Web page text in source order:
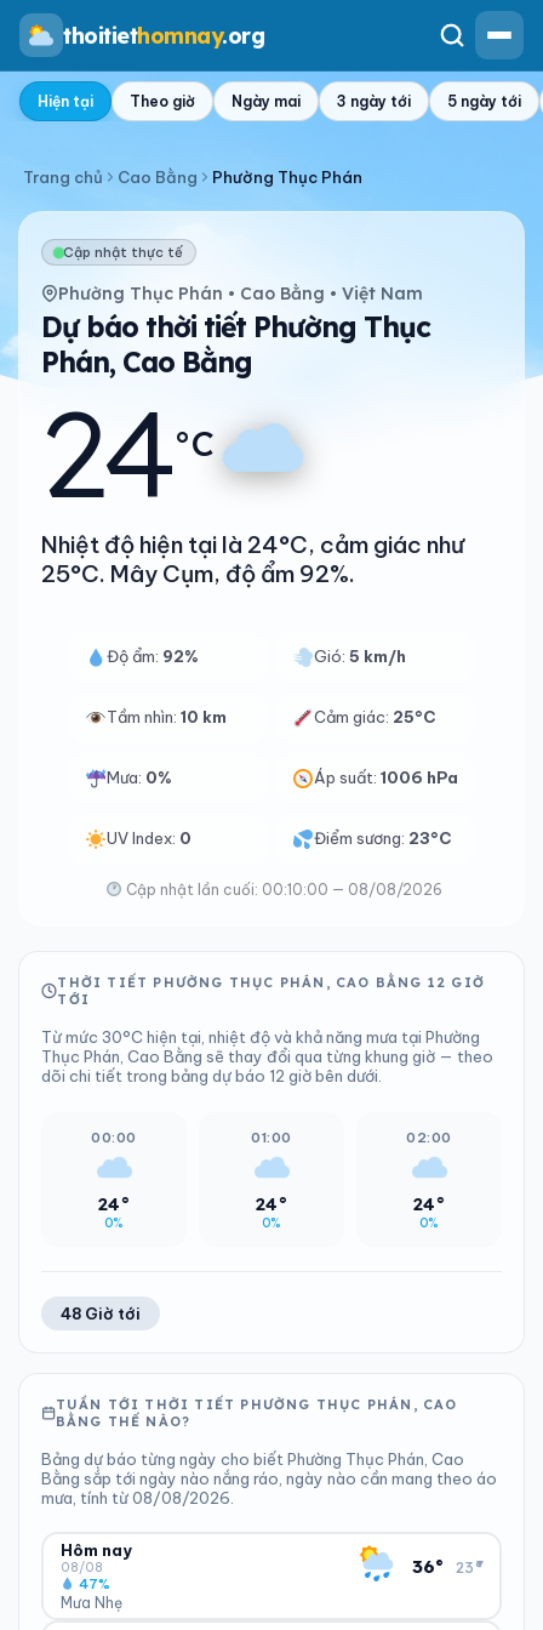
thoitiethomnay.org
Hiện tại Theo giờ Ngày mai 3 ngày tới 5 ngày tới
Trang chủ Cao Bằng Phường Thục Phán
Cập nhật thực tế
Phường Thục Phán • Cao Bằng • Việt Nam
Dự báo thời tiết Phường Thục
Phán, Cao Bằng
24°C
Nhiệt độ hiện tại là 24°C, cảm giác như
25°C. Mây Cụm, độ ẩm 92%.
Độ ẩm: 92% Gió:5 km/h
Tầm nhìn: 10 km Cảm giác: 25°C
Mưa: 0% Áp suất:1006 hPa
UV Index: 0 Điểm sương: 23°C
Cập nhật lần cuối: 00:10:00 — 08/08/2026
THỜI TIẾT PHƯỜNG THỤC PHÁN, CAO BẰNG 12 GIỜ
TỚI
Từ mức 30°C hiện tại, nhiệt độ và khả năng mưa tại Phường
Thục Phán, Cao Bằng sẽ thay đổi qua từng khung giờ — theo
dõi chi tiết trong bảng dự báo 12 giờ bên dưới.
00:00
24°
0%
01:00
24°
0%
02:00
24°
0%
48 Giờ tới
TUẦN TỚI THỜI TIẾT PHƯỜNG THỤC PHÁN, CAO
BẰNG THẾ NÀO?
Bảng dự báo từng ngày cho biết Phường Thục Phán, Cao
Bằng sắp tới ngày nào nắng ráo, ngày nào cần mang theo áo
mưa, tính từ 08/08/2026.
Hôm nay
08/08
Mưa Nhẹ
47%
36° 23°
▾